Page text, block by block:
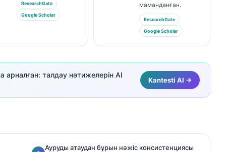
ResearchGate
Google Scholar
маманданған.
ResearchGate
Google Scholar
арналған: талдау нәтижелерін AI
Kantesti AI →
Ауруды атаудан бұрын нәжіс консистенциясы